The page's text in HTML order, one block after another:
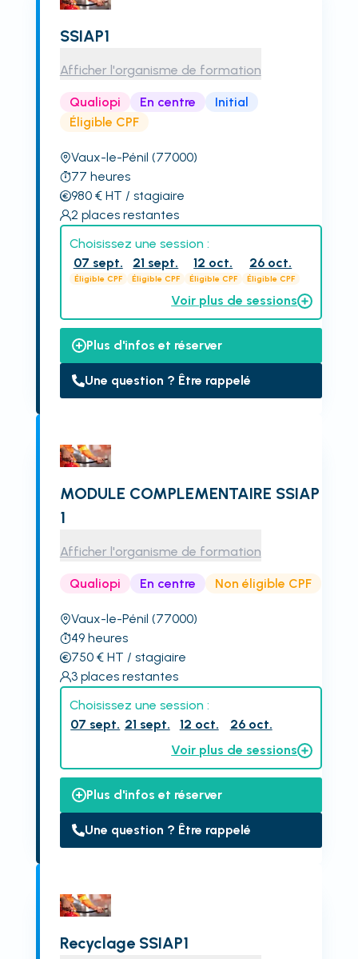
SSIAP1
Afficher l'organisme de formation
Qualiopi En centre
Initial
Éligible CPF
Vaux-le-Pénil (77000)
77 heures
980€ HT / stagiaire
2 places restantes
Choisissez une session :
07 sept.
Éligible CPF
21 sept.
Éligible CPF
12 oct.
Éligible CPF
26 oct.
Éligible CPF
Voir plus de sessions
Plus d'infos et réserver
Une question ? Être rappelé
MODULE COMPLEMENTAIRE SSIAP
1
Afficher l'organisme de formation
Qualiopi En centre Non éligible CPF
Vaux-le-Pénil (77000)
49 heures
750€ HT / stagiaire
3 places restantes
Choisissez une session :
07 sept. 21 sept. 12 oct.
26 oct.
Voir plus de sessions
Plus d'infos et réserver
Une question ? Être rappelé
Recyclage SSIAP1